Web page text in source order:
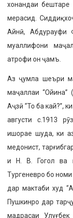
хонандаи
мерасид.
Айнӣ, Абдурауфи
муаллифони
атрофи он ҷамъ.
Аз ҷумла шеъри
маҷал­лаи
Аҷзӣ “То ба кай?”,
августи с.1913
ишорае шуда, ки
медонист,
и Н. В. Гогол ва
Тургеневро бо
дар мактаби худ
Пушкинро дар
мадрасаи